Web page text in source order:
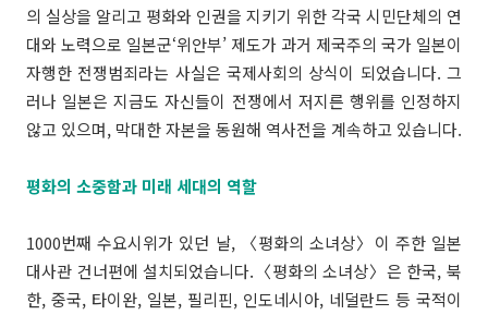
의 실상을 알리고 평화와 인권을 지키기 위한 각국 시민단체의 연
대와 노력으로 일본군‘위안부’ 제도가 과거 제국주의 국가 일본이
자행한 전쟁범죄라는 사실은 국제사회의 상식이 되었습니다. 그
러나 일본은 지금도 자신들이 전쟁에서 저지른 행위를 인정하지
않고 있으며, 막대한 자본을 동원해 역사전을 계속하고 있습니다.
평화의 소중함과 미래 세대의 역할
1000번째 수요시위가 있던 날, 〈평화의 소녀상〉이 주한 일본
대사관 건너편에 설치되었습니다.〈평화의 소녀상〉은 한국, 북
한, 중국, 타이완, 일본, 필리핀, 인도네시아, 네덜란드 등 국적이